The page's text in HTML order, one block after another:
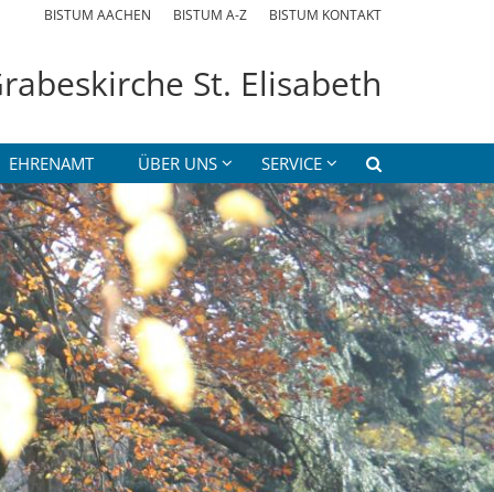
BISTUM AACHEN BISTUM A-Z BISTUM KONTAKT
St. Elisabeth
EHRENAMT ÜBER UNS SERVICE